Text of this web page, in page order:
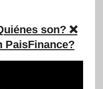
son? ❌
PaisFinance?